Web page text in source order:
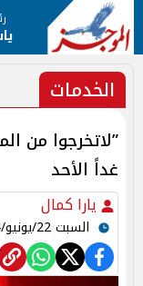
الخدمات
”لاتخرجوا من
غداً الأحد
يارا كمال
السبت 22/يونيو/2024 - 11:53 م